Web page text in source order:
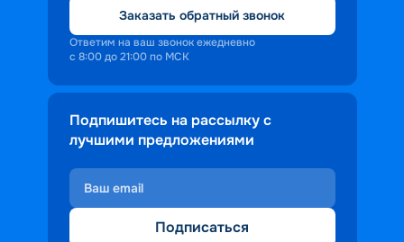
Заказать обратный звонок
Ответим на ваш звонок ежедневно
с 8:00 до 21:00 по МСК
Подпишитесь на рассылку с
лучшими предложениями
Подписаться